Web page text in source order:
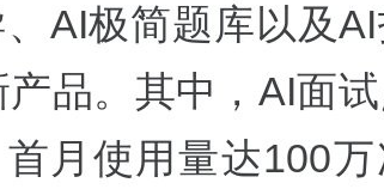
AI极简题库以及
品。其中，AI面
月使用量达100万